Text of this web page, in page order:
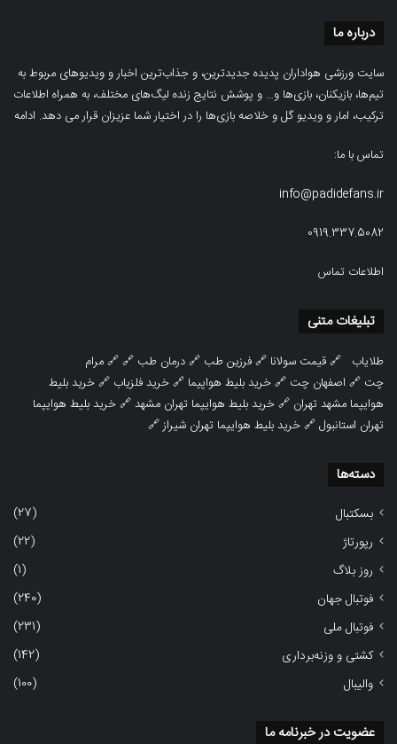
درباره ما
سایت ورزشی هواداران پدیده جدیدترین، و جذاب‌ترین اخبار و ویدیوهای مربوط به
تیم‌ها، بازیکنان، بازی‌ها و… و پوشش نتایج زنده لیگ‌های مختلف، به همراه اطلاعات
ترکیب، امار و ویدیو‌‌ گل‌ و خلاصه بازی‌ها را در اختیار شما عزیزان قرار می دهد. ادامه
تماس با ما:
info@padidefans.ir
0919.337.5082
اطلاعات تماس
تبلیغات متنی
طلایاب 🔗قیمت سولانا 🔗فرزین طب 🔗درمان طب 🔗 🔗مرام
چت 🔗 اصفهان چت 🔗خرید بلیط هواپیما 🔗خرید فلزیاب 🔗خرید بلیط
هوایپما مشهد تهران 🔗خرید بلیط هوایپما تهران مشهد🔗خرید بلیط هوایپما
تهران استانبول🔗خرید بلیط هوایپما تهران شیراز🔗
دسته‌ها
بسکتبال
(27)
رپورتاژ
(22)
روز بلاگ
(1)
فوتبال جهان
(240)
فوتبال ملی
(231)
کشتی و وزنه‌برداری
(142)
والیبال
(100)
عضویت در خبرنامه ما